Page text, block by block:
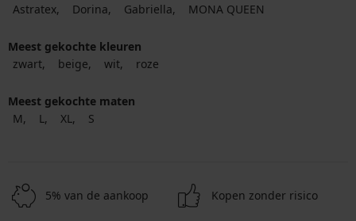
Astratex
Dorina Gabriella MONA QUEEN
Meest gekochte kleuren
zwart
beige wit roze
Meest gekochte maten
M
L XL S
5% van de aankoop Kopen zonder risico